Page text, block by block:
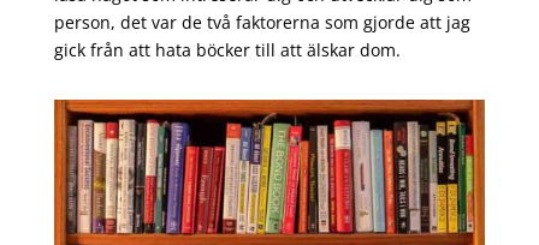
person, det var de två faktorerna som gjorde att jag
gick från att hata böcker till att älskar dom.